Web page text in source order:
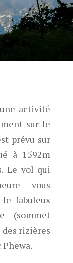
activité
sur le
prévu sur
à 1592m
Le vol qui
vous
le fabuleux
(sommet
rizières